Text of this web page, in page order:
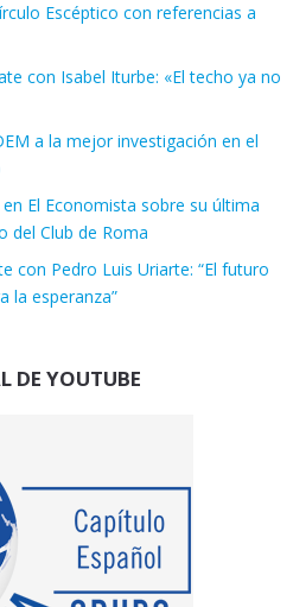
Escéptico con referencias a
con Isabel Iturbe: «El techo ya no
a la mejor investigación en el
El Economista sobre su última
del Club de Roma
con Pedro Luis Uriarte: “El futuro
la esperanza”
DE YOUTUBE